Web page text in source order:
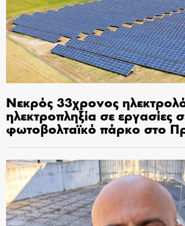
Νεκρός 33χρονος
ηλεκτροπληξία σε εργασίες
φωτοβολταϊκό πάρκο στο